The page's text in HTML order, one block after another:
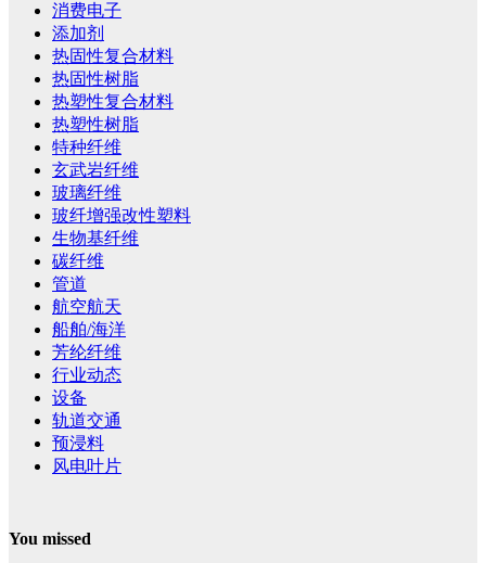
消费电子
添加剂
热固性复合材料
热固性树脂
热塑性复合材料
热塑性树脂
特种纤维
玄武岩纤维
玻璃纤维
玻纤增强改性塑料
生物基纤维
碳纤维
管道
航空航天
船舶/海洋
芳纶纤维
行业动态
设备
轨道交通
预浸料
风电叶片
You missed